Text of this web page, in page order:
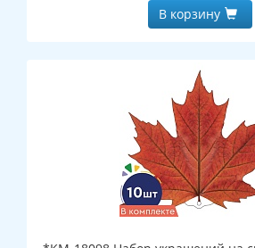
В корзину